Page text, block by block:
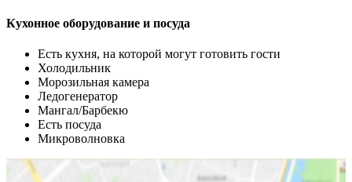
Кухонное оборудование и посуда
Есть кухня, на которой могут готовить гости
Холодильник
Морозильная камера
Ледогенератор
Мангал/Барбекю
Есть посуда
Микроволновка